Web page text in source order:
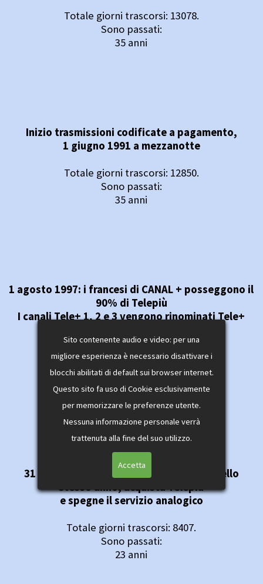
Totale giorni trascorsi: 13078.
Sono passati:
35 anni
Inizio trasmissioni codificate a pagamento,
1 giugno 1991 a mezzanotte
Totale giorni trascorsi: 12850.
Sono passati:
35 anni
1 agosto 1997: i francesi di CANAL + posseggono il
90% di Telepiù
I canali Tele+ 1, 2 e 3 vengono rinominati Tele+
Totale giorni trascorsi: 10597.
Sono passati:
29 anni
31 luglio 2003: SKY Italia, nata a marzo dello
stesso anno, acquista Telepiù
e spegne il servizio analogico
Totale giorni trascorsi: 8407.
Sono passati:
23 anni
Sito contenente audio e video: per una
migliore esperienza è necessario disattivare i
blocchi abilitati di default sui browser internet.
Questo sito fa uso di Cookie esclusivamente
per memorizzare le preferenze utente.
Nessuna informazione personale verrà
trattenuta alla fine del suo utilizzo.
Accetta